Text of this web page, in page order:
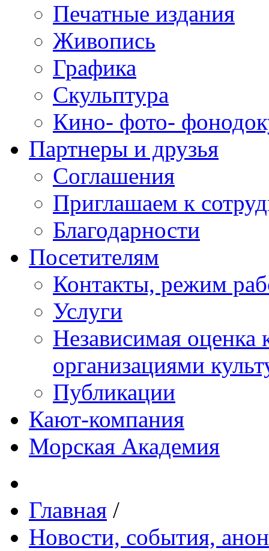
Печатные издания
Живопись
Графика
Скульптура
Кино- фото-
Партнеры и друзья
Соглашения
Приглашаем к
Благодарности
Посетителям
Контакты, режим
Услуги
Независимая оценка
организациями
Публикации
Кают-компания
Морская Академия
Главная /
Новости, события,